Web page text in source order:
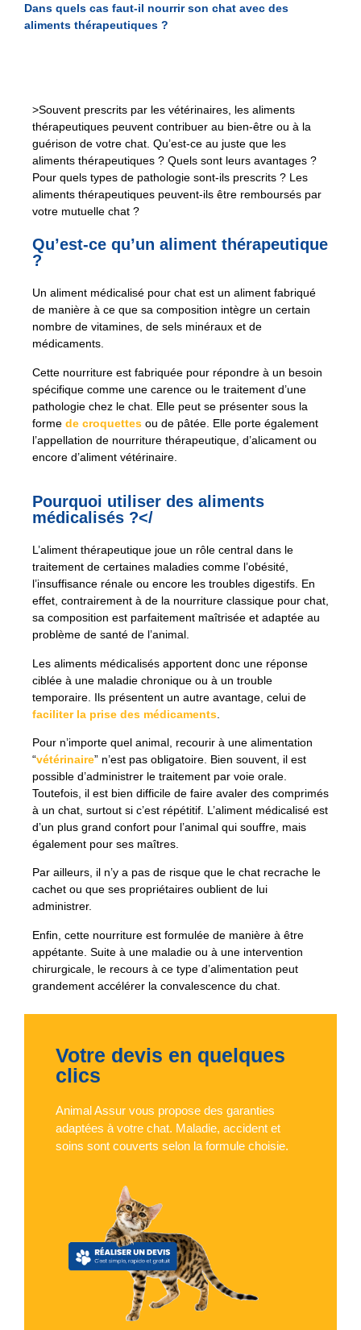
Dans quels cas faut-il nourrir son chat avec des
aliments thérapeutiques ?
>Souvent prescrits par les vétérinaires, les aliments
thérapeutiques peuvent contribuer au bien-être ou à la
guérison de votre chat. Qu’est-ce au juste que les
aliments thérapeutiques ? Quels sont leurs avantages ?
Pour quels types de pathologie sont-ils prescrits ? Les
aliments thérapeutiques peuvent-ils être remboursés par
votre mutuelle chat ?
Qu’est-ce qu’un aliment thérapeutique
?
Un aliment médicalisé pour chat est un aliment fabriqué
de manière à ce que sa composition intègre un certain
nombre de vitamines, de sels minéraux et de
médicaments.
Cette nourriture est fabriquée pour répondre à un besoin
spécifique comme une carence ou le traitement d’une
pathologie chez le chat. Elle peut se présenter sous la
forme de croquettes ou de pâtée. Elle porte également
l’appellation de nourriture thérapeutique, d’alicament ou
encore d’aliment vétérinaire.
Pourquoi utiliser des aliments
médicalisés ?</
L’aliment thérapeutique joue un rôle central dans le
traitement de certaines maladies comme l’obésité,
l’insuffisance rénale ou encore les troubles digestifs. En
effet, contrairement à de la nourriture classique pour chat,
sa composition est parfaitement maîtrisée et adaptée au
problème de santé de l’animal.
Les aliments médicalisés apportent donc une réponse
ciblée à une maladie chronique ou à un trouble
temporaire. Ils présentent un autre avantage, celui de
faciliter la prise des médicaments
Pour n’importe quel animal, recourir à une alimentation
“vétérinaire” n’est pas obligatoire. Bien souvent, il est
possible d’administrer le traitement par voie orale.
Toutefois, il est bien difficile de faire avaler des comprimés
à un chat, surtout si c’est répétitif. L’aliment médicalisé est
d’un plus grand confort pour l’animal qui souffre, mais
également pour ses maîtres.
Par ailleurs, il n’y a pas de risque que le chat recrache le
cachet ou que ses propriétaires oublient de lui
administrer.
Enfin, cette nourriture est formulée de manière à être
appétante. Suite à une maladie ou à une intervention
chirurgicale, le recours à ce type d’alimentation peut
grandement accélérer la convalescence du chat.
Votre devis en quelques
clics
Animal Assur vous propose des garanties
adaptées à votre chat. Maladie, accident et
soins sont couverts selon la formule choisie.